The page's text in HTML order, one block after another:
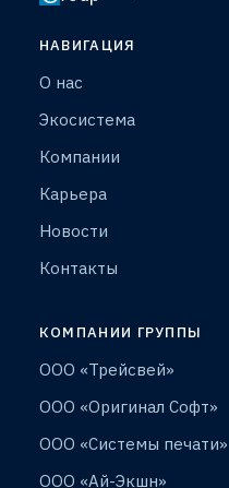
НАВИГАЦИЯ
О нас
Экосистема
Компании
Карьера
Новости
Контакты
КОМПАНИИ ГРУППЫ
ООО «Трейсвей»
ООО «Оригинал Софт»
ООО «Системы печати»
ООО «Ай-Экшн»